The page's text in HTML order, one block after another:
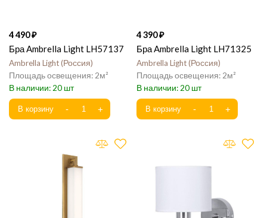
4 490
Бра Ambrella Light LH57137
Ambrella Light Россия
2
20
4 390
Бра Ambrella Light LH71325
Ambrella Light Россия
2
20